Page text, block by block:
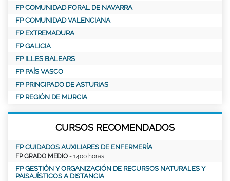
FP COMUNIDAD FORAL DE NAVARRA
FP COMUNIDAD VALENCIANA
FP EXTREMADURA
FP GALICIA
FP ILLES BALEARS
FP PAÍS VASCO
FP PRINCIPADO DE ASTURIAS
FP REGIÓN DE MURCIA
CURSOS RECOMENDADOS
FP CUIDADOS AUXILIARES DE ENFERMERÍA
FP GRADO MEDIO - 1400 horas
FP GESTIÓN Y ORGANIZACIÓN DE RECURSOS NATURALES Y
PAISAJÍSTICOS A DISTANCIA